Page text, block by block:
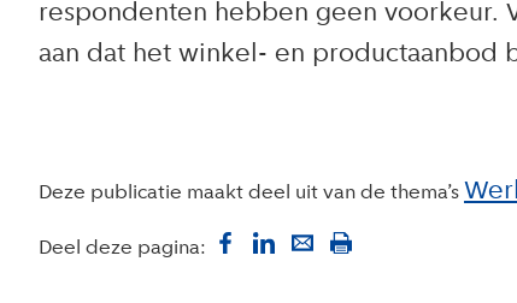
respondenten hebben geen
aan dat het winkel- en productaanbod
Deze publicatie maakt deel uit van de thema’s
Deel deze pagina: